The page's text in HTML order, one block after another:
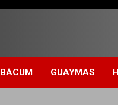
BÁCUM GUAYMAS